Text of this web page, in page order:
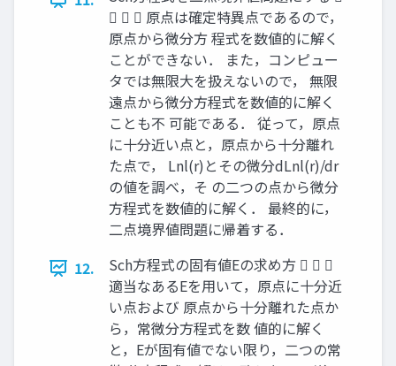
   原点は確定特異点であるので，
原点から微分方 程式を数値的に解く
ことができない． また，コンピュー
タでは無限大を扱えないので， 無限
遠点から微分方程式を数値的に解く
ことも不 可能である． 従って，原点
に十分近い点と，原点から十分離れ
た点で， Lnl(r)とその微分dLnl(r)/dr
の値を調べ，そ の二つの点から微分
方程式を数値的に解く． 最終的に，
二点境界値問題に帰着する．
12.
Sch方程式の固有値Eの求め方   
適当なあるEを用いて，原点に十分近
い点および 原点から十分離れた点か
ら，常微分方程式を数 値的に解く
と，Eが固有値でない限り，二つの常